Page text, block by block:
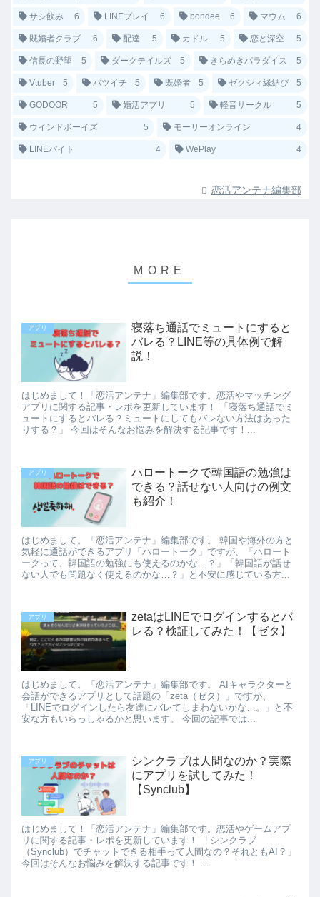
サシ飲み 6 LINEプレイ 6 bondee 6 マウム 6
既婚者クラブ 6 配達 5 カドル 5 恋と深空 5
信長の野望 5 ダークテイルズ 5 きらめきパラダイス 5
Vtuber 5 バツイチ 5 既婚者 5 ゼクシィ縁結び 5
GODOOR 5 婚活アプリ 5 軽音サークル 5
ウインドボーイズ 5 モーリーオンライン 4
LINEバイト 4 WePlay 4
恋活アンテナ編集部
アプリ
寝落ち通話でミュートにすると
バレる？LINE等の具体例で解
説！
はじめまして！「恋活アンテナ」編集部です。恋活やマッチング
アプリに関する記事・レポを更新しています！ 「寝落ち通話でミ
ュートにするとバレる？ミュートにしてもバレない方法はあった
りする？」 今回はそんなお悩みを解決する記事です！...
アプリ
ハロートークで韓国語の勉強は
できる？話せない人向けの例文
も紹介！
はじめまして。「恋活アンテナ」編集部です。 韓国や海外の方と
気軽に通話ができるアプリ「ハロートーク」ですが、「ハロート
ークって、韓国語の勉強にも使えるのかな…？」「韓国語が話せ
ない人でも問題なく使えるのかな…？」と不安に感じている方...
アプリ
zetaはLINEでログインするとバ
レる？検証してみた！【ゼタ】
はじめまして。「恋活アンテナ」編集部です。 AIキャラクターと
会話ができるアプリとして話題の「zeta（ゼタ）」ですが、
「LINEでログインしたら友達にバレてしまわないかな…。」と不
安な方もいらっしゃるかと思います。 今回の記事では...
アプリ
シンクラブは人間なのか？実際
にアプリを試してみた！
【Synclub】
はじめまして！「恋活アンテナ」編集部です。恋活やゲームアプ
リに関する記事・レポを更新しています！ 「シンクラブ
（Synclub）でチャットできる相手って人間なの？それともAI？」
今回はそんなお悩みを解決する記事です！ ...